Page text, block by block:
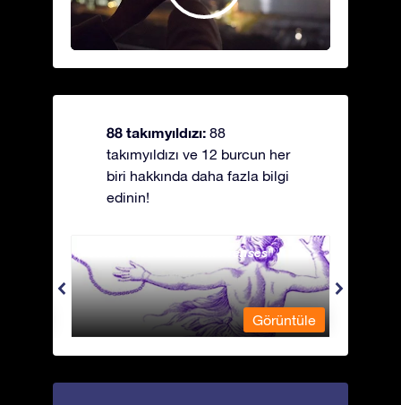
88 takımyıldızı: 88
takımyıldızı ve 12 burcun her
biri hakkında daha fazla bilgi
edinin!
Andromeda - Zincirli Prenses
Görüntüle